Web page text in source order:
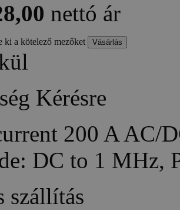
nettó ár
ki a kötelező mezőket
Kérésre
200 A AC/
DC to 1 MHz,
szállítás